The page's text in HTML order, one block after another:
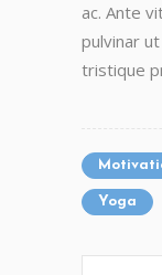
ac. Ante
pulvinar
tristique
Yoga